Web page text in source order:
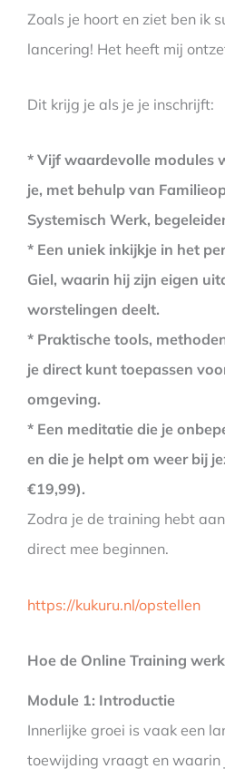
Zoals je hoort en ziet ben ik
lancering! Het heeft mij
Dit krijg je als je je inschrijft:
* Vijf waardevolle modules
je, met behulp van
Systemisch Werk,
* Een uniek inkijkje in het
Giel, waarin hij zijn eigen
worstelingen deelt.
* Praktische tools,
je direct kunt toepassen
omgeving.
* Een meditatie die je
en die je helpt om weer bij
€19,99).
Zodra je de training hebt
direct mee beginnen.
https://kukuru.nl/opstellen
Hoe de Online Training
Module 1: Introductie
Innerlijke groei is vaak een
toewijding vraagt en waarin